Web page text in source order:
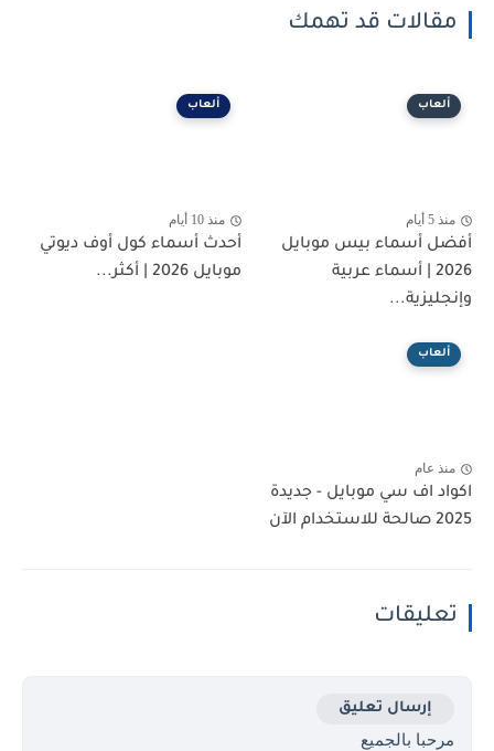
مقالات قد تهمك
ألعاب
منذ 5 أيام
أفضل أسماء بيس موبايل
2026 | أسماء عربية
وإنجليزية...
ألعاب
منذ 10 أيام
أحدث أسماء كول أوف ديوتي
موبايل 2026 | أكثر...
ألعاب
منذ عام
اكواد اف سي موبايل - جديدة
2025 صالحة للاستخدام الآن
تعليقات
إرسال تعليق
مرحبا بالجميع